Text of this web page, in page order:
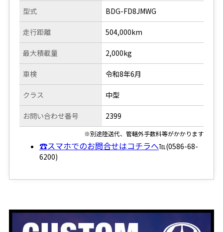
型式
走行距離
BDG-FD8JMWG
504,000km
最大積載量
車検
クラス
お問い合わせ番号
2,000kg
令和8年6月
中型
2399
※別途陸送代、管轄外手数料等がかかります
☎スマホでのお問合せはコチラへ℡(0586-68-
6200)